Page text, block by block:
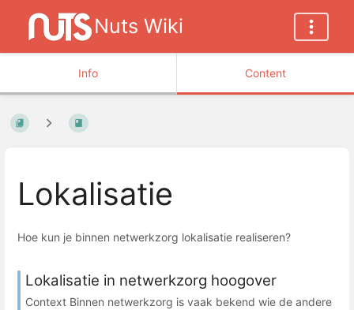
Nuts Wiki
Info Content
Lokalisatie
Hoe kun je binnen netwerkzorg lokalisatie realiseren?
Lokalisatie in netwerkzorg hoogover
Context Binnen netwerkzorg is vaak bekend wie de andere